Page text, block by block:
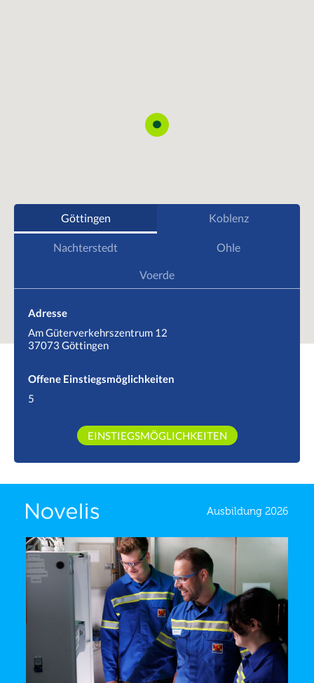
Göttingen Koblenz
Nachterstedt Ohle
Voerde
Adresse
Am Güterverkehrszentrum 12
37073 Göttingen
Offene Einstiegs­möglichkeiten
5
EINSTIEGS­MÖGLICHKEITEN
Ausbildung 2026